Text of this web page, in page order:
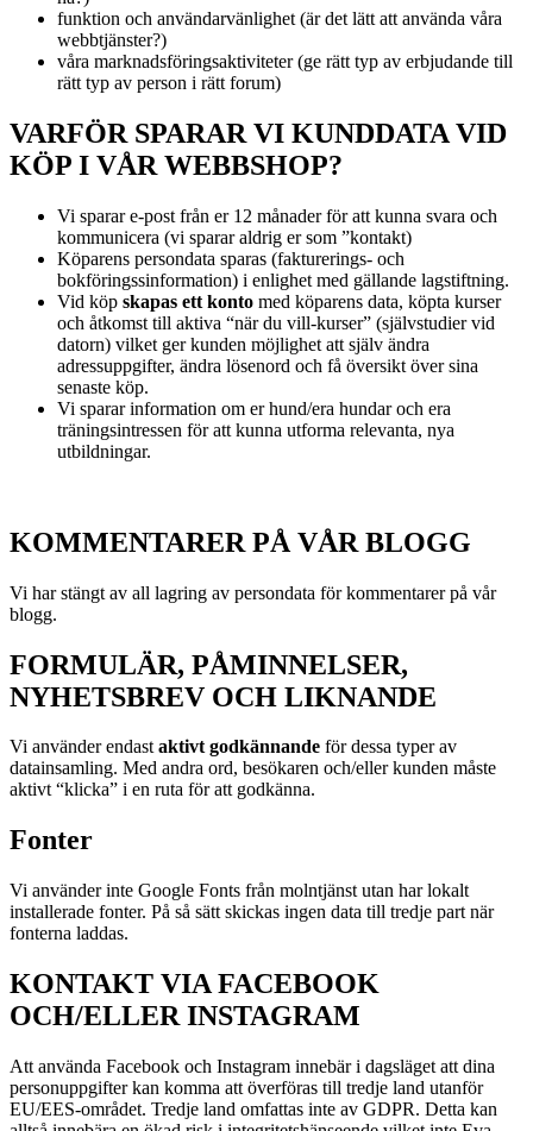
funktion och användarvänlighet (är det lätt att använda våra
webbtjänster?)
våra marknadsföringsaktiviteter (ge rätt typ av erbjudande till
rätt typ av person i rätt forum)
VARFÖR SPARAR VI KUNDDATA VID
KÖP I VÅR WEBBSHOP?
Vi sparar e-post från er 12 månader för att kunna svara och
kommunicera (vi sparar aldrig er som ”kontakt)
Köparens persondata sparas (fakturerings- och
bokföringssinformation) i enlighet med gällande lagstiftning.
Vid köp skapas ett konto med köparens data, köpta kurser
och åtkomst till aktiva “när du vill-kurser” (självstudier vid
datorn) vilket ger kunden möjlighet att själv ändra
adressuppgifter, ändra lösenord och få översikt över sina
senaste köp.
Vi sparar information om er hund/era hundar och era
träningsintressen för att kunna utforma relevanta, nya
utbildningar.
KOMMENTARER PÅ VÅR BLOGG
Vi har stängt av all lagring av persondata för kommentarer på vår
blogg.
FORMULÄR, PÅMINNELSER,
NYHETSBREV OCH LIKNANDE
Vi använder endastaktivt godkännande för dessa typer av
datainsamling. Med andra ord, besökaren och/eller kunden måste
aktivt “klicka” i en ruta för att godkänna.
Fonter
Vi använder inte Google Fonts från molntjänst utan har lokalt
installerade fonter. På så sätt skickas ingen data till tredje part när
fonterna laddas.
KONTAKT VIA FACEBOOK
OCH/ELLER INSTAGRAM
Att använda Facebook och Instagram innebär i dagsläget att dina
personuppgifter kan komma att överföras till tredje land utanför
EU/EES-området. Tredje land omfattas inte av GDPR. Detta kan